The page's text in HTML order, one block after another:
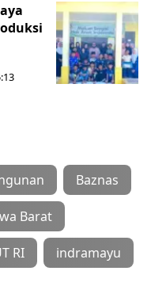
Baznas
Barat
RI indramayu